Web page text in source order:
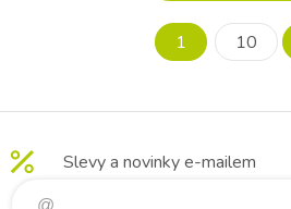
přizpůsobený anatomii dítěte
- Protiskluzové prvky –
1 10
Slevy a novinky e-mailem